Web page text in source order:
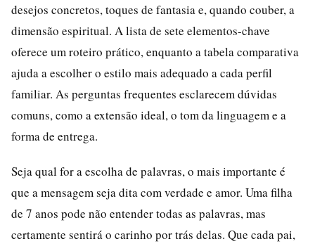
desejos concretos, toques de fantasia e, quando couber, a
dimensão espiritual. A lista de sete elementos-chave
oferece um roteiro prático, enquanto a tabela comparativa
ajuda a escolher o estilo mais adequado a cada perfil
familiar. As perguntas frequentes esclarecem dúvidas
comuns, como a extensão ideal, o tom da linguagem e a
forma de entrega.
Seja qual for a escolha de palavras, o mais importante é
que a mensagem seja dita com verdade e amor. Uma filha
de 7 anos pode não entender todas as palavras, mas
certamente sentirá o carinho por trás delas. Que cada pai,